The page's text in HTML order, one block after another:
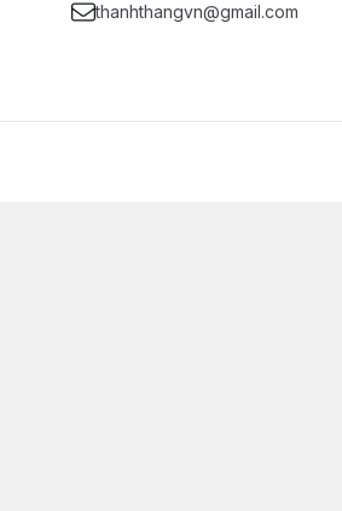
thanhthangvn@gmail.com